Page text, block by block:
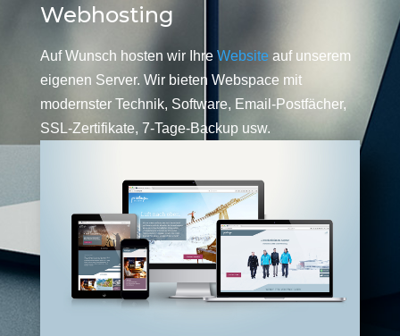
Webhosting
Auf Wunsch hosten wir Ihre Website auf unserem
eigenen Server. Wir bieten Webspace mit
modernster Technik, Software, Email-Postfächer,
SSL-Zertifikate, 7-Tage-Backup usw.